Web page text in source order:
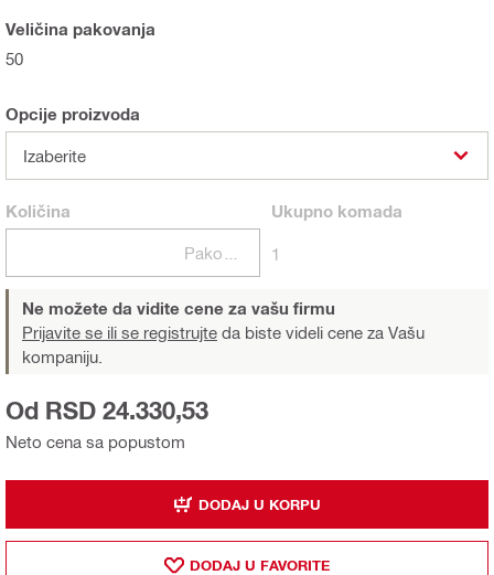
Veličina pakovanja
50
Opcije proizvoda
Izaberite
Količina Ukupnokomada
1
Ne možete da vidite cene za vašu firmu
Prijavite se ili se registrujte da biste videli cene za Vašu
kompaniju.
Neto cena sa popustom
Od RSD 24.330,53
DODAJ U KORPU
DODAJ U FAVORITE